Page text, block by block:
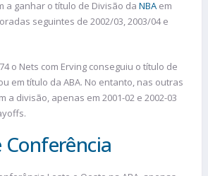
a ganhar o título de Divisão da NBA em
seguintes de 2002/03, 2003/04 e
o Nets com Erving conseguiu o título de
em título da ABA. No entanto, nas outras
a divisão, apenas em 2001-02 e 2002-03